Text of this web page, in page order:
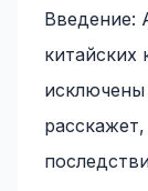
Введение:
китайских
исключены